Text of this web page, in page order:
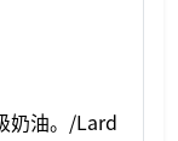
奶油。/Lard